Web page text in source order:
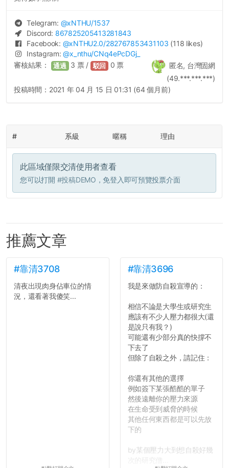
Telegram: @xNTHU/1537
Discord: 867825205413281843
Facebook: @xNTHU2.0/282767853431103 (118 likes)
Instagram:@x_nthu/CNq4ePcDGj_
匿名, 台灣固網
(49.***.***.***)
審核結果： 通過 3 票 / 駁回 0 票
投稿時間： 2021 年 04 月 15 日 01:31 (64 個月前)
# 系級 暱稱 理由
此區域僅限交清使用者查看
您可以打開 #投稿DEMO ，免登入即可預覽投票介面
推薦文章
#靠清3708
清夜出現肉身佔車位的情
況，還看著我傻笑...
#靠清3696
我是來做防自殺宣導的：
相信不論是大學生或研究生
應該有不少人壓力都很大(還
是說只有我？)
可能還有少部分真的快撐不
下去了
但除了自殺之外，請記住：
你還有其他的選擇
例如簽下某張酷酷的單子
然後遠離你的壓力來源
在生命受到威脅的時候
其他任何東西都是可以先放
下的
by某個壓力大到想自殺好幾